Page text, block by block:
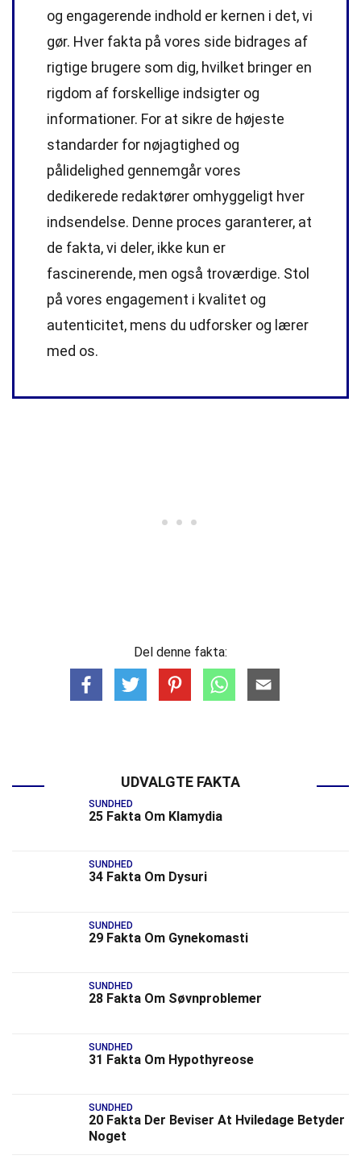
og engagerende indhold er kernen i det, vi
gør. Hver fakta på vores side bidrages af
rigtige brugere som dig, hvilket bringer en
rigdom af forskellige indsigter og
informationer. For at sikre de højeste
standarder for nøjagtighed og
pålidelighed gennemgår vores
dedikerede redaktører omhyggeligt hver
indsendelse. Denne proces garanterer, at
de fakta, vi deler, ikke kun er
fascinerende, men også troværdige. Stol
på vores engagement i kvalitet og
autenticitet, mens du udforsker og lærer
med os.
Del denne fakta:
UDVALGTE FAKTA
SUNDHED
25 Fakta Om Klamydia
SUNDHED
34 Fakta Om Dysuri
SUNDHED
29 Fakta Om Gynekomasti
SUNDHED
28 Fakta Om Søvnproblemer
SUNDHED
31 Fakta Om Hypothyreose
SUNDHED
20 Fakta Der Beviser At Hviledage Betyder
Noget